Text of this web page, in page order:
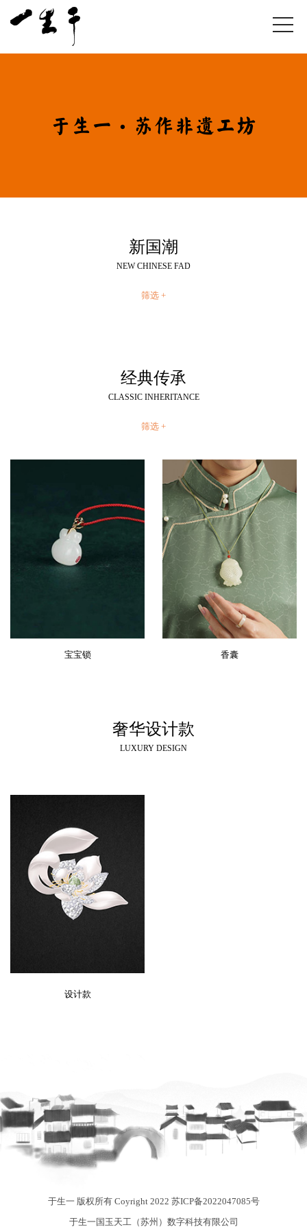
于生一·苏作非遗工坊
新国潮
NEW CHINESE FAD
筛选 +
经典传承
CLASSIC INHERITANCE
筛选 +
宝宝锁 香囊
奢华设计款
LUXURY DESIGN
设计款
于生一 版权所有 Coyright 2022 苏ICP备2022047085号
于生一国玉天工（苏州）数字科技有限公司